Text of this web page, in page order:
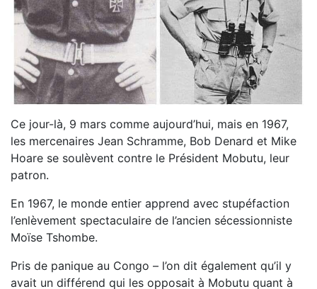
Ce jour-là, 9 mars comme aujourd’hui, mais en 1967,
les mercenaires Jean Schramme, Bob Denard et Mike
Hoare se soulèvent contre le Président Mobutu, leur
patron.
En 1967, le monde entier apprend avec stupéfaction
l’enlèvement spectaculaire de l’ancien sécessionniste
Moïse Tshombe.
Pris de panique au Congo – l’on dit également qu’il y
avait un différend qui les opposait à Mobutu quant à